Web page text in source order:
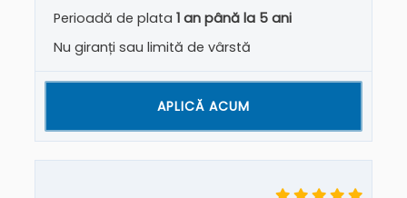
Perioadă de plata 1 an până la 5 ani
Nu giranți sau limită de vârstă
APLICĂ ACUM